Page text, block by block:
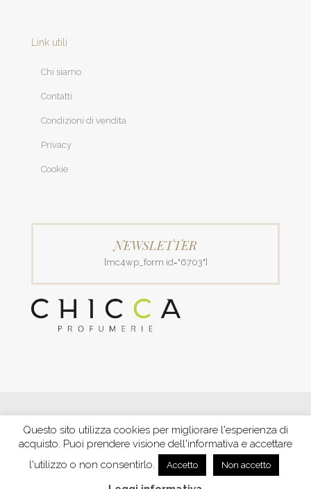
Link utili
Chi siamo
Contatti
Condizioni di vendita
Privacy
Cookie
NEWSLETTER
[mc4wp_form id="6703"]
C.F. PLVNPT51B44G157J P. IVA IT00426970422 |PRIVACY
Ecommerce by XBRAIN-Trasparenza aiuti e contributi
riconosciuti nel 2020
Questo sito utilizza cookies per migliorare l'esperienza di
acquisto. Puoi prendere visione dell'informativa e accettare
l'utilizzo o non consentirlo.
Accetto Non accetto